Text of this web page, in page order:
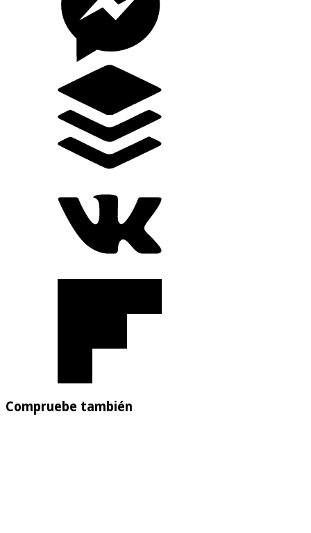
Compruebe también